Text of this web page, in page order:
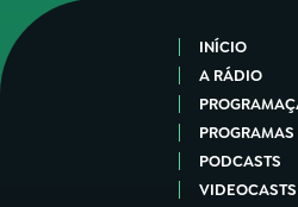
INÍCIO
A RÁDIO
PROGRAMAS
PODCASTS
VIDEOCASTS